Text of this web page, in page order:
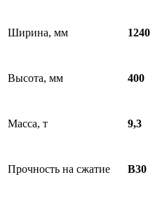
Ширина, мм 1240
Высота, мм 400
Масса, т 9,3
Прочность на сжатие B30